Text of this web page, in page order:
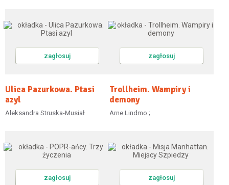
zagłosuj
Ulica Pazurkowa. Ptasi
azyl
Aleksandra Struska-Musiał
zagłosuj
Trollheim. Wampiry i
demony
Arne Lindmo ;
zagłosuj zagłosuj